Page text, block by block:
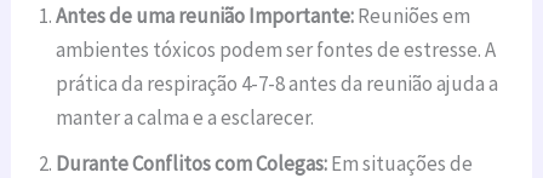
Antes de uma reunião Importante:Reuniões em
ambientes tóxicos podem ser fontes de estresse. A
prática da respiração 4-7-8 antes da reunião ajuda a
manter a calma e a esclarecer.
Durante Conflitos com Colegas:Em situações de